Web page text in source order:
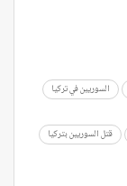
السوريين في تركيا
قتل السوريين بتركيا